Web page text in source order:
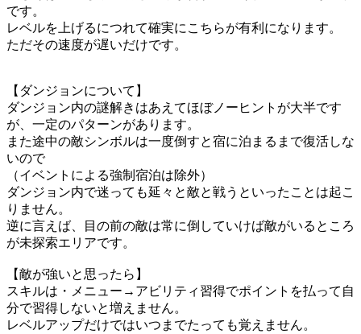
です。
レベルを上げるにつれて確実にこちらが有利になります。
ただその速度が遅いだけです。
【ダンジョンについて】
ダンジョン内の謎解きはあえてほぼノーヒントが大半です
が、一定のパターンがあります。
また途中の敵シンボルは一度倒すと宿に泊まるまで復活しな
いので
（イベントによる強制宿泊は除外）
ダンジョン内で迷っても延々と敵と戦うといったことは起こ
りません。
逆に言えば、目の前の敵は常に倒していけば敵がいるところ
が未探索エリアです。
【敵が強いと思ったら】
スキルは・メニュー→アビリティ習得でポイントを払って自
分で習得しないと増えません。
レベルアップだけではいつまでたっても覚えません。